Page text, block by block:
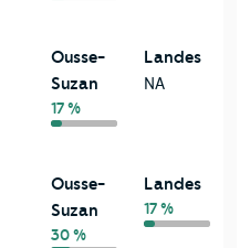
Ousse-
Suzan
17 %
Landes
NA
Ousse-
Suzan
30 %
Landes
17 %